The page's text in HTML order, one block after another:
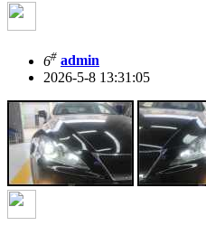
6# admin
2026-5-8 13:31:05